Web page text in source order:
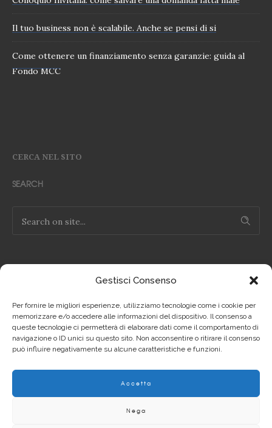
Gestisci Consenso
Per fornire le migliori esperienze, utilizziamo tecnologie come i cookie per
memorizzare e/o accedere alle informazioni del dispositivo. Il consenso a
queste tecnologie ci permetterà di elaborare dati come il comportamento di
navigazione o ID unici su questo sito. Non acconsentire o ritirare il consenso
può influire negativamente su alcune caratteristiche e funzioni.
Accetta
Nega
Il tuo business non è scalabile. Anche se pensi di si
Come ottenere un finanziamento senza garanzie: guida al
Fondo MCC
CERCA NEL SITO
SEARCH
Privacy Policy IT
Privacy Policy EN
Cookie Policy EN